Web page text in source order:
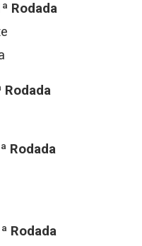
Rodada
Rodada
Rodada
Rodada